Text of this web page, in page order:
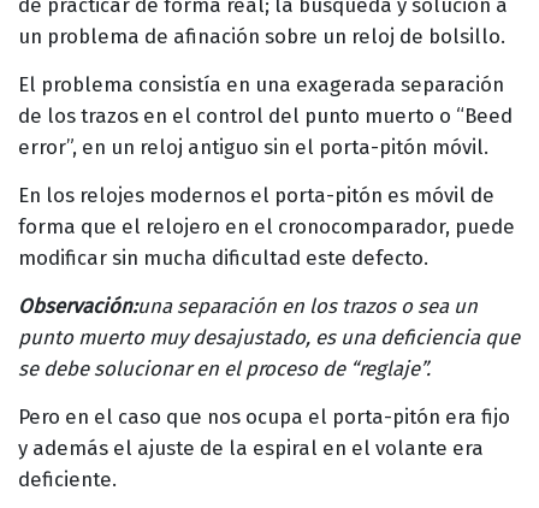
de practicar de forma real; la búsqueda y solución a
un problema de afinación sobre un reloj de bolsillo.
El problema consistía en una exagerada separación
de los trazos en el control del punto muerto o “Beed
error”, en un reloj antiguo sin el porta-pitón móvil.
En los relojes modernos el porta-pitón es móvil de
forma que el relojero en el cronocomparador, puede
modificar sin mucha dificultad este defecto.
Observación:una separación en los trazos o sea un
punto muerto muy desajustado, es una deficiencia que
se debe solucionar en el proceso de “reglaje”.
Pero en el caso que nos ocupa el porta-pitón era fijo
y además el ajuste de la espiral en el volante era
deficiente.